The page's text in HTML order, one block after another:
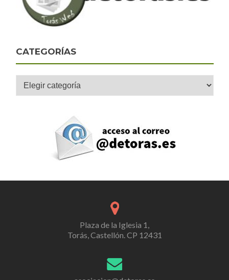
CATEGORÍAS
Categorías
Plaza de la Iglesia 1,
Torás, Castellón. CP 12431